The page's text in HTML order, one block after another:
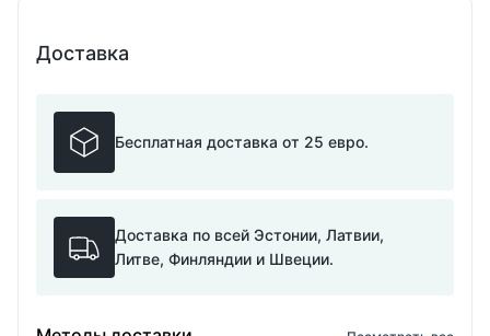
Доставка
Бесплатная доставка от 25 евро.
Доставка по всей Эстонии, Латвии,
Литве, Финляндии и Швеции.